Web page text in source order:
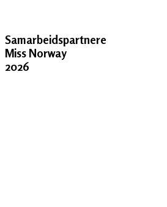
Samarbeidspartnere
Miss Norway
2026